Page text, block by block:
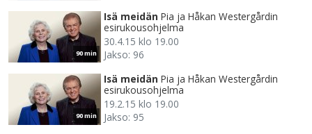
90 min
Isä meidän Pia ja Håkan Westergårdin
esirukousohjelma
30.4.15 klo 19.00
Jakso: 96
90 min
Isä meidän Pia ja Håkan Westergårdin
esirukousohjelma
19.2.15 klo 19.00
Jakso: 95